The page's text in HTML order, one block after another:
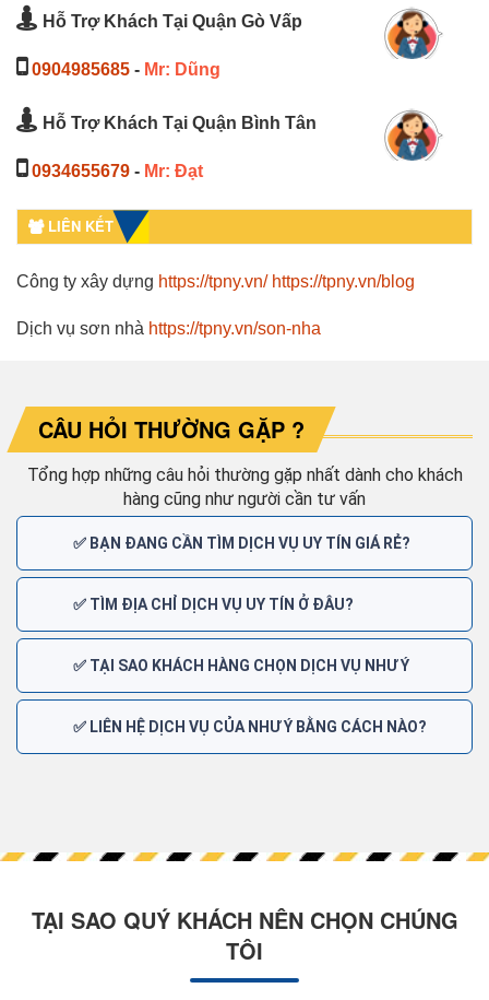
Hỗ Trợ Khách Tại Quận Gò Vấp
0904985685 - Mr: Dũng
Hỗ Trợ Khách Tại Quận Bình Tân
0934655679 - Mr: Đạt
LIÊN KẾT
Công ty xây dựng https://tpny.vn/ https://tpny.vn/blog
Dịch vụ sơn nhà https://tpny.vn/son-nha
CÂU HỎI THƯỜNG GẶP ?
Tổng hợp những câu hỏi thường gặp nhất dành cho khách
hàng cũng như người cần tư vấn
✅ BẠN ĐANG CẦN TÌM DỊCH VỤ UY TÍN GIÁ RẺ?
✅ TÌM ĐỊA CHỈ DỊCH VỤ UY TÍN Ở ĐÂU?
✅ TẠI SAO KHÁCH HÀNG CHỌN DỊCH VỤ NHƯ Ý
✅ LIÊN HỆ DỊCH VỤ CỦA NHƯ Ý BẰNG CÁCH NÀO?
TẠI SAO QUÝ KHÁCH NÊN CHỌN CHÚNG
TÔI